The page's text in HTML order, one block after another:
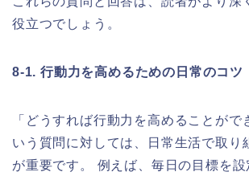
役立つでしょう。
8-1. 行動力を高めるための日常のコツ
「どうすれば行動力を高めることがで
いう質問に対しては、日常生活で取り
が重要です。 例えば、毎日の目標を